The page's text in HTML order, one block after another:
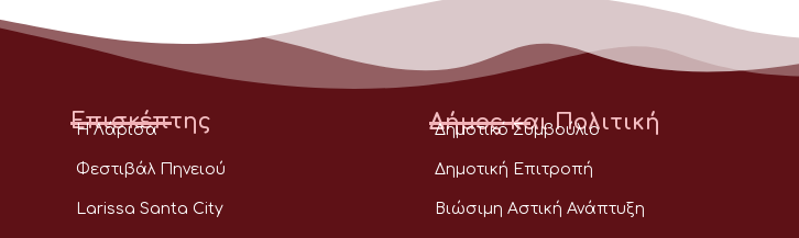
Επισκέπτης
Η Λάρισα
Φεστιβάλ Πηνειού
Larissa Santa City
Δήμος και Πολιτική
Δημοτικό Συμβούλιο
Δημοτική Επιτροπή
Βιώσιμη Αστική Ανάπτυξη